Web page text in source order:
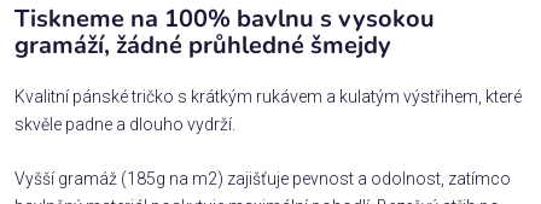
Tiskneme na 100% bavlnu s vysokou
gramáží, žádné průhledné šmejdy
Kvalitní pánské tričko s krátkým rukávem a kulatým výstřihem, které
skvěle padne a dlouho vydrží.
Vyšší gramáž (185g na m2) zajišťuje pevnost a odolnost, zatímco